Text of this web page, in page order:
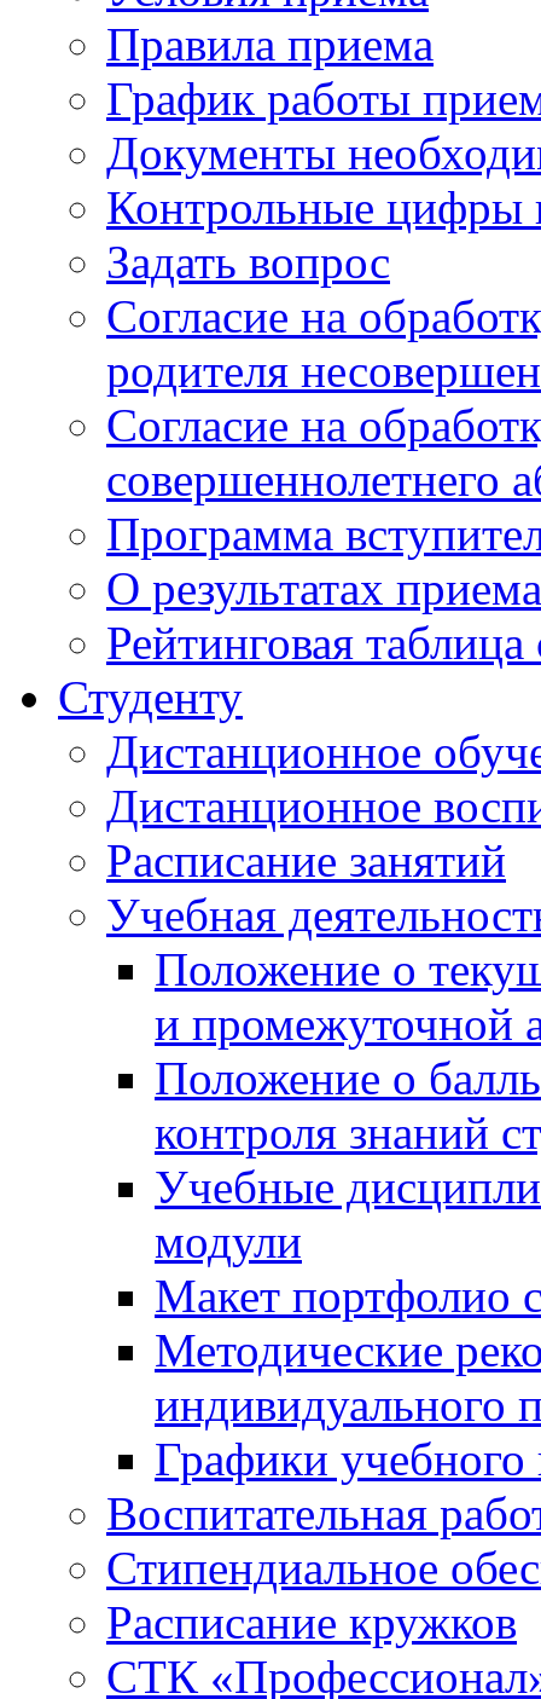
Правила приема
График работы
Документы
Контрольные цифры
Задать вопрос
Согласие на
родителя
Согласие на
совершеннолетнего
Программа
О результатах приема
Рейтинговая
Студенту
Дистанционное
Дистанционное
Расписание занятий
Учебная
Положение о
и промежуточной
Положение о
контроля знаний
Учебные
модули
Макет портфолио
Методические
индивидуального
Графики учебного
Воспитательная
Стипендиальное
Расписание кружков
СТК